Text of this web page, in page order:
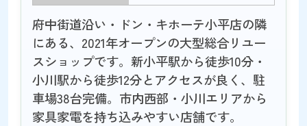
府中街道沿い・ドン・キホーテ小平店の隣
にある、2021年オープンの大型総合リユー
スショップです。新小平駅から徒歩10分・
小川駅から徒歩12分とアクセスが良く、駐
車場38台完備。市内西部・小川エリアから
家具家電を持ち込みやすい店舗です。